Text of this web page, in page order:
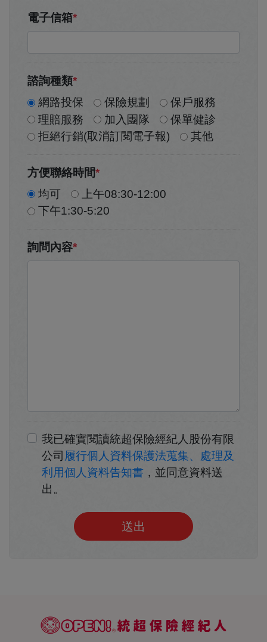
電子信箱*
諮詢種類*
網路投保
保險規劃
保戶服務
理賠服務
加入團隊
保單健診
拒絕行銷(取消訂閱電子報)
其他
方便聯絡時間*
均可
上午08:30-12:00
下午1:30-5:20
詢問內容*
我已確實閱讀統超保險經紀人股份有限
公司 履行個人資料保護法蒐集、處理及
利用個人資料告知書 ，並同意資料送
出。
送出